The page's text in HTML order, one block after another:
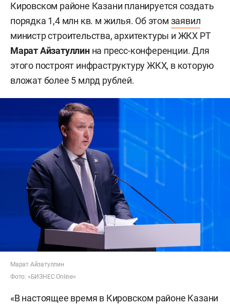
Кировском районе Казани планируется создать
порядка 1,4 млн кв. м жилья. Об этом заявил
министр строительства, архитектуры и ЖКХ РТ
Марат Айзатуллинна пресс-конференции. Для
этого построят инфраструктуру ЖКХ, в которую
вложат более 5 млрд рублей.
Марат Айзатуллин
Фото: «БИЗНЕС Online»
«В настоящее время в Кировском районе Казани